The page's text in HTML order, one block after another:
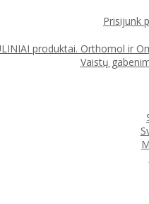
Prisijunk
produktai. Orthomol ir
Vaistų